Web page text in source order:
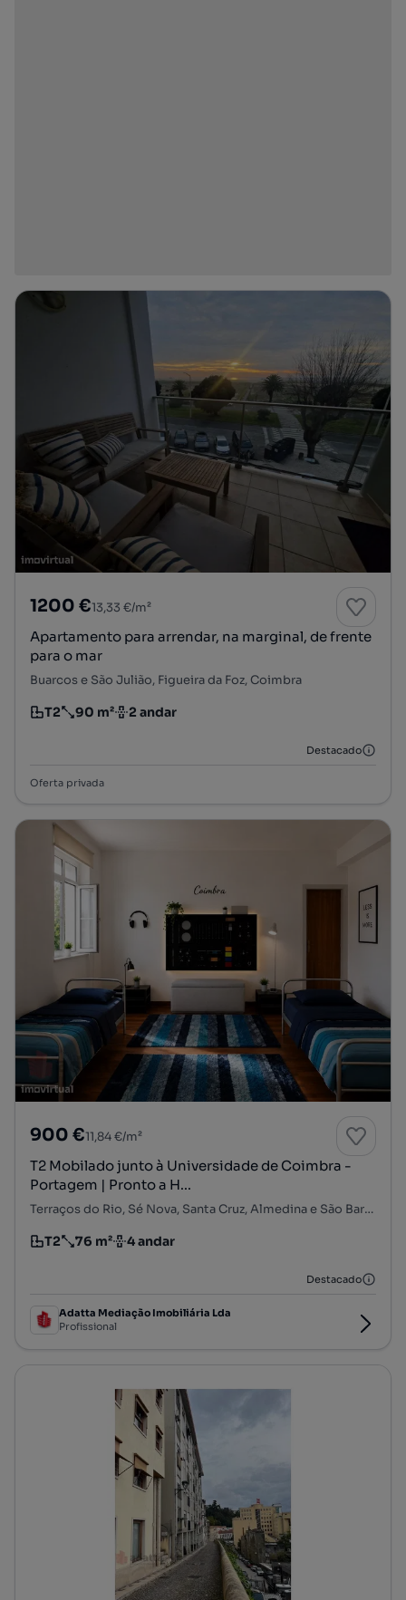
1200 €13,33 €/m²
Apartamento para arrendar, na marginal, de frente
para o mar
Buarcos e São Julião, Figueira da Foz, Coimbra
Tipologia
T2
Preço por metro quadrado
90 m²
Andar 2 andar
Destacado
Oferta privada
900 €11,84 €/m²
T2 Mobilado junto à Universidade de Coimbra -
Portagem | Pronto a H...
Terraços do Rio, Sé Nova, Santa Cruz, Almedina e São Bartolomeu, Coimbra, Coimbra
Tipologia
T2
Preço por metro quadrado
76 m²
Andar 4 andar
Destacado
Adatta Mediação Imobiliária Lda
Profissional